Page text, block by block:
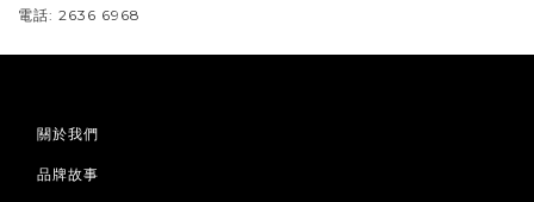
電話: 2636 6968
關於我們
品牌故事